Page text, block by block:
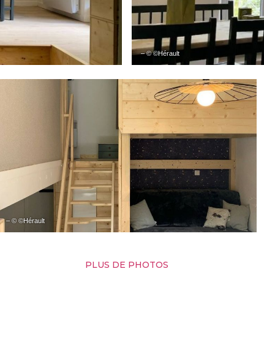
– © ©Hérault
– © ©Hérault
PLUS DE PHOTOS